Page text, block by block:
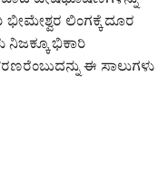
ಭೀಮೇಶ್ವರ ಲಿಂಗಕ್ಕೆ ದೂರ
ನಿಜಕ್ಕೂ ಭಿಕಾರಿ
ಈ ಸಾಲುಗಳು